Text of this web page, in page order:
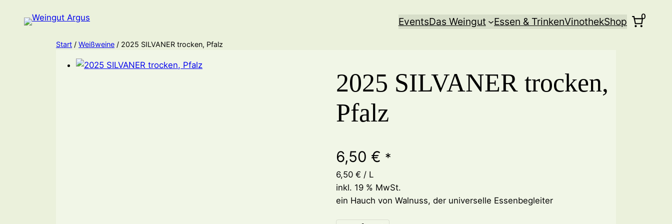
Inhalt
EventsDas Weingut Essen & TrinkenVinothekShop 0
Start / Weißweine / 2025 SILVANER trocken, Pfalz
2025 SILVANER trocken,
Pfalz
6,50 € *
6,50 € / L
inkl. 19 % MwSt.
ein Hauch von Walnuss, der universelle Essenbegleiter